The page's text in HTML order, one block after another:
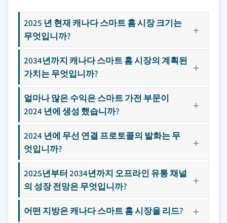
2025 년 현재 캐나다 스마트 홈 시장 크기는
무엇입니까?
2034년까지 캐나다 스마트 홈 시장의 계획된
가치는 무엇입니까?
얼마나 많은 수익은 스마트 가전 부문이
2024 년에 생성 했습니까?
2024 년에 무선 연결 프로토콜의 발화는 무
엇입니까?
2025년부터 2034년까지 오프라인 유통 채널
의 성장 전망은 무엇입니까?
어떤 지방은 캐나다 스마트 홈 시장을 리드?